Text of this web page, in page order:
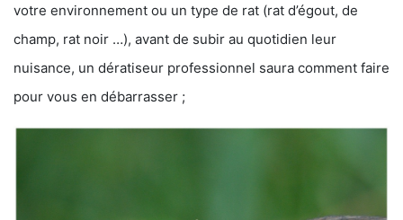
votre environnement ou un type de rat (rat d’égout, de
champ, rat noir …), avant de subir au quotidien leur
nuisance, un dératiseur professionnel saura comment faire
pour vous en débarrasser ;